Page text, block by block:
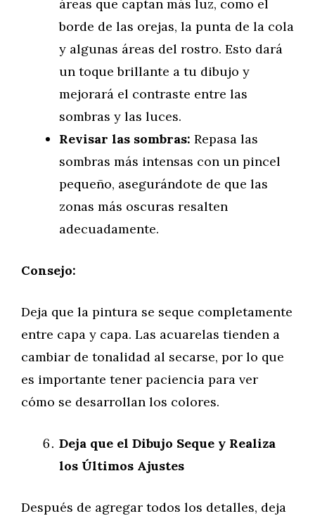
áreas que captan más luz, como el
borde de las orejas, la punta de la cola
y algunas áreas del rostro. Esto dará
un toque brillante a tu dibujo y
mejorará el contraste entre las
sombras y las luces.
Revisar las sombras: Repasa las
sombras más intensas con un pincel
pequeño, asegurándote de que las
zonas más oscuras resalten
adecuadamente.
Consejo:
Deja que la pintura se seque completamente
entre capa y capa. Las acuarelas tienden a
cambiar de tonalidad al secarse, por lo que
es importante tener paciencia para ver
cómo se desarrollan los colores.
Deja que el Dibujo Seque y Realiza
los Últimos Ajustes
Después de agregar todos los detalles, deja